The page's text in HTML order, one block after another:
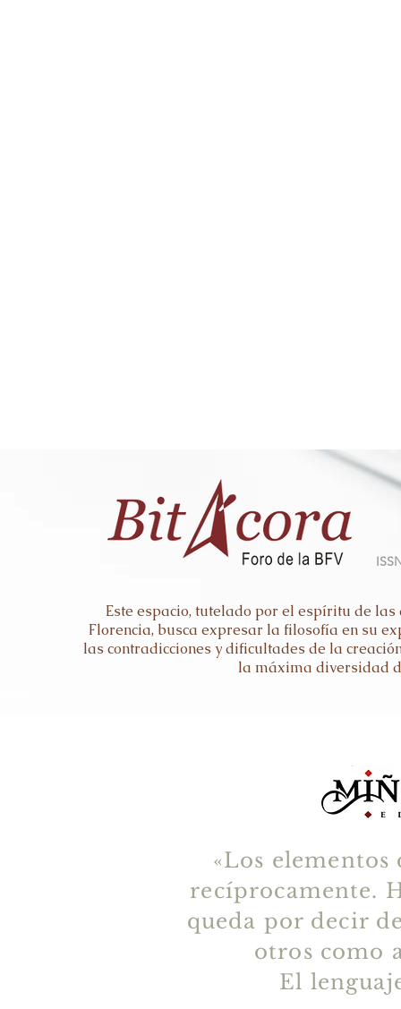
Este espacio, tutelado por el espíritu de
Florencia, busca expresar la filosofía en su
las contradicciones y dificultades de la
la máxima diversidad
«Los
recíprocamente.
queda por decir
otros como
El